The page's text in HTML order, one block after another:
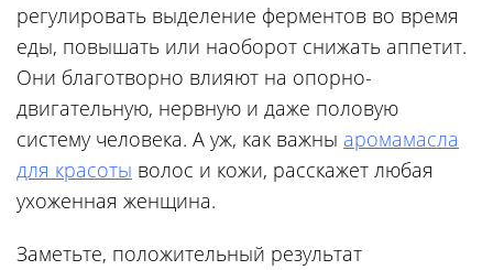
регулировать выделение ферментов во время
еды, повышать или наоборот снижать аппетит.
Они благотворно влияют на опорно-
двигательную, нервную и даже половую
систему человека. А уж, как важны аромамасла
для красоты волос и кожи, расскажет любая
ухоженная женщина.
Заметьте, положительный результат